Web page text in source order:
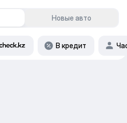
Новые авто
В кредит